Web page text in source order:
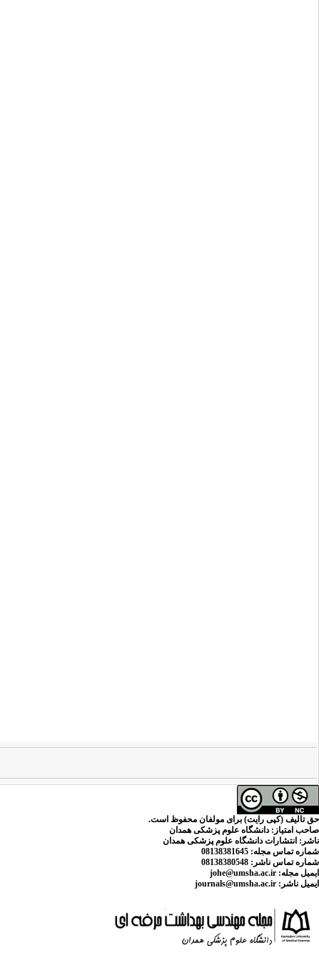
حق تالیف (کپی رایت) برای مولفان محفوظ است.
صاحب امتیاز: دانشگاه علوم پزشکی همدان
ناشر: انتشارات دانشگاه علوم پزشکی همدان
شماره تماس مجله: 08138381645
شماره تماس ناشر:
ایمیل مجله:
ایمیل ناشر: